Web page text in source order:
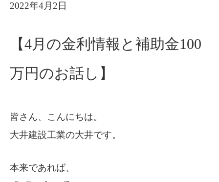
2022年4月2日
【4月の金利情報と補助金100
万円のお話し】
皆さん、こんにちは。
大井建設工業の大井です。
本来であれば、